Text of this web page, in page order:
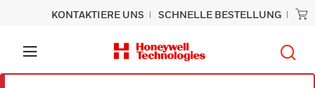
KONTAKTIERE UNS SCHNELLE BESTELLUNG